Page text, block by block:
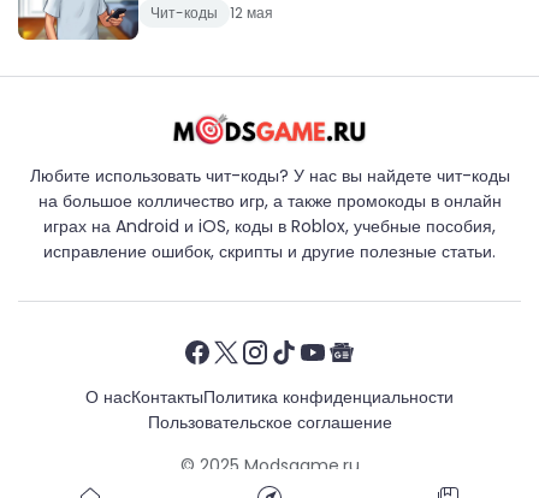
Чит-коды 12 мая
Любите использовать чит-коды? У нас вы найдете чит-коды
на большое колличество игр, а также промокоды в онлайн
играх на Android и iOS, коды в Roblox, учебные пособия,
исправление ошибок, скрипты и другие полезные статьи.
О насКонтактыПолитика конфиденциальности
Пользовательское соглашение
© 2025 Modsgame.ru